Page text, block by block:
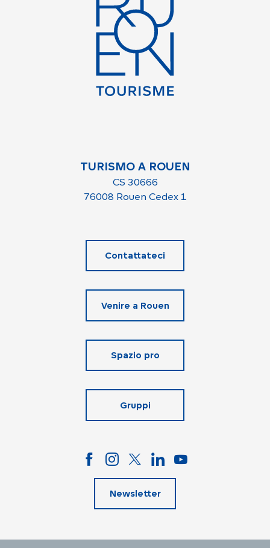
TURISMO A ROUEN
CS 30666
76008 Rouen Cedex 1
Contattateci
Venire a Rouen
Spazio pro
Gruppi
Newsletter